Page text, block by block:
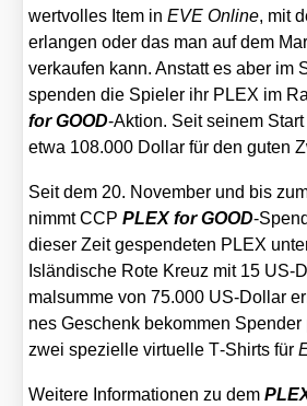
wert­vol­les Item in EVE Online, mit
erlan­gen oder das man auf dem
ver­kau­fen kann. Anstatt es aber im
spen­den die Spie­ler ihr PLEX im
for GOOD-Akti­on. Seit sei­nem
etwa 108.000 Dol­lar für den guten
Seit dem 20. Novem­ber und bis
nimmt CCPPLEX for GOOD-
die­ser Zeit gespen­de­ten PLEX
Islän­di­sche Rote Kreuz mit 15
mal­sum­me von 75.000 US-Dol­lar
nes Geschenk bekom­men
zwei spe­zi­el­le vir­tu­el­le T‑Shirts für
Wei­te­re Infor­ma­tio­nen zu dem